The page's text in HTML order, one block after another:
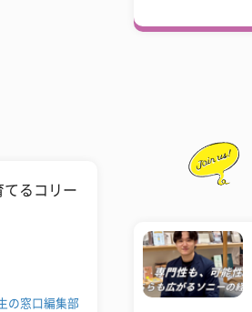
てるコリー
の窓口編集部